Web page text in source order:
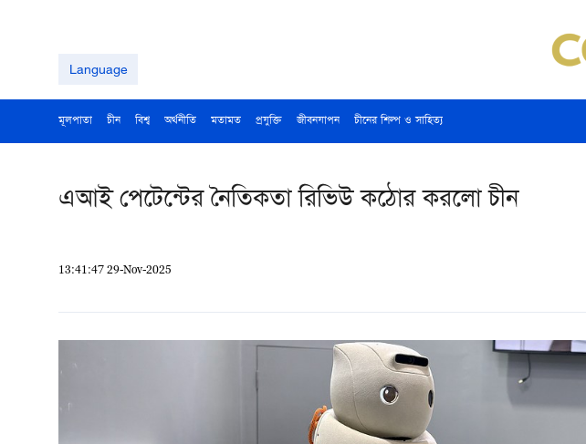
Language
মূলপাতা চীন বিশ্ব অর্থনীতি মতামত প্রযুক্তি জীবনযাপন চীনের শিল্প ও সাহিত্য
এআই পেটেন্টের নৈতিকতা রিভিউ কঠোর করলো চীন
13:41:47 29-Nov-2025